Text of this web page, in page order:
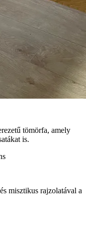
tömörfa, amely
is.
misztikus rajzolatával a